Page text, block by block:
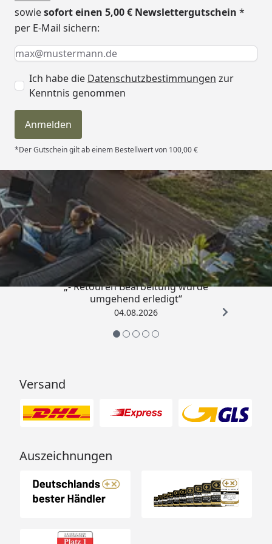
Schneelast
Erhältliche Farben
Mattbraun (Standard)
Edelstahl-Look
Schwarz
Dachrinne
Inkl. integrierter Dachrinne
Montage
Festpreis möglich
Sorglos-Paket mit Montage
und besonderen Service-
Leistungen zum Festpreis
Weitere Informationen .
Der Montageservice
beinhaltet die
Fundamentarbeiten, nicht
jedoch das Bereitstellen
von Beton.
Im Reiter "Infos" erhalten
Sie Infos über die benötigte
Menge an Beton.
Typ
Schneelast
KN/m²
Windbeständigkeit
km/h
si*
sowiesofort einen 5,00 € Newslettergutschein *
per E-Mail sichern:
Keine Eingabe erforderlich
Eingabe erforderlich
E-Mail *
Ich habe die Datenschutzbestimmungen zur
Kenntnis genommen
Anmelden
*Der Gutschein gilt ab einem Bestellwert von 100,00 €
Trusted Shops
4,81/ 5
„- Retouren Bearbeitung wurde
umgehend erledigt“
04.08.2026
Versand
Auszeichnungen